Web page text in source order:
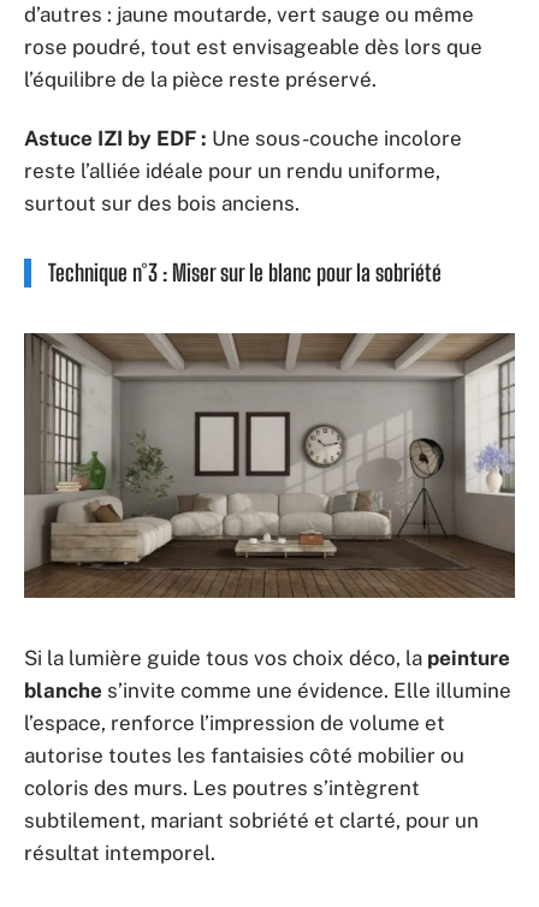
d’autres : jaune moutarde, vert sauge ou même
rose poudré, tout est envisageable dès lors que
l’équilibre de la pièce reste préservé.
Astuce IZI by EDF : Une sous-couche incolore
reste l’alliée idéale pour un rendu uniforme,
surtout sur des bois anciens.
Technique n°3 : Miser sur le blanc pour la sobriété
Si la lumière guide tous vos choix déco, la peinture
blanche s’invite comme une évidence. Elle illumine
l’espace, renforce l’impression de volume et
autorise toutes les fantaisies côté mobilier ou
coloris des murs. Les poutres s’intègrent
subtilement, mariant sobriété et clarté, pour un
résultat intemporel.